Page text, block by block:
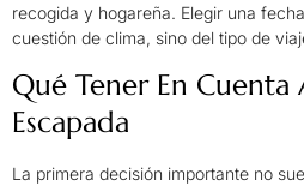
recogida y hogareña. Elegir una
cuestión de clima, sino del tipo de
Qué Tener En Cuenta
Escapada
La primera decisión importante no